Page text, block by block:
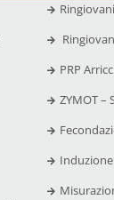
PRP
ZYMOT –